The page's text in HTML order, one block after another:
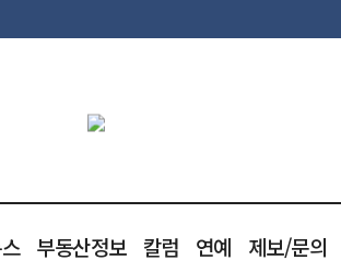
부동산정보 칼럼 연예 제보/문의